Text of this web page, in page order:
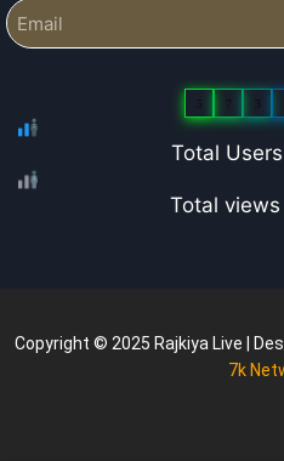
5 7 3
Total
Total
Copyright © 2025 Rajkiya Live |
7k